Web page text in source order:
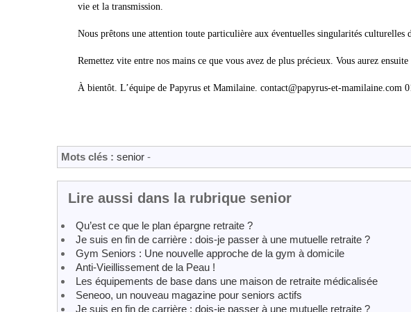
vie et la transmission.
Nous prêtons une attention toute particulière aux éventuelles singularités culturelles
Remettez vite entre nos mains ce que vous avez de plus précieux. Vous aurez
À bientôt. L’équipe de Papyrus et Mamilaine. contact@papyrus-et-mamilaine.com
Mots clés : senior -
Lire aussi dans la rubrique senior
Qu’est ce que le plan épargne retraite ?
Je suis en fin de carrière : dois-je passer à une mutuelle retraite ?
Gym Seniors : Une nouvelle approche de la gym à domicile
Anti-Vieillissement de la Peau !
Les équipements de base dans une maison de retraite médicalisée
Seneoo, un nouveau magazine pour seniors actifs
Je suis en fin de carrière : dois-je passer à une mutuelle retraite ?